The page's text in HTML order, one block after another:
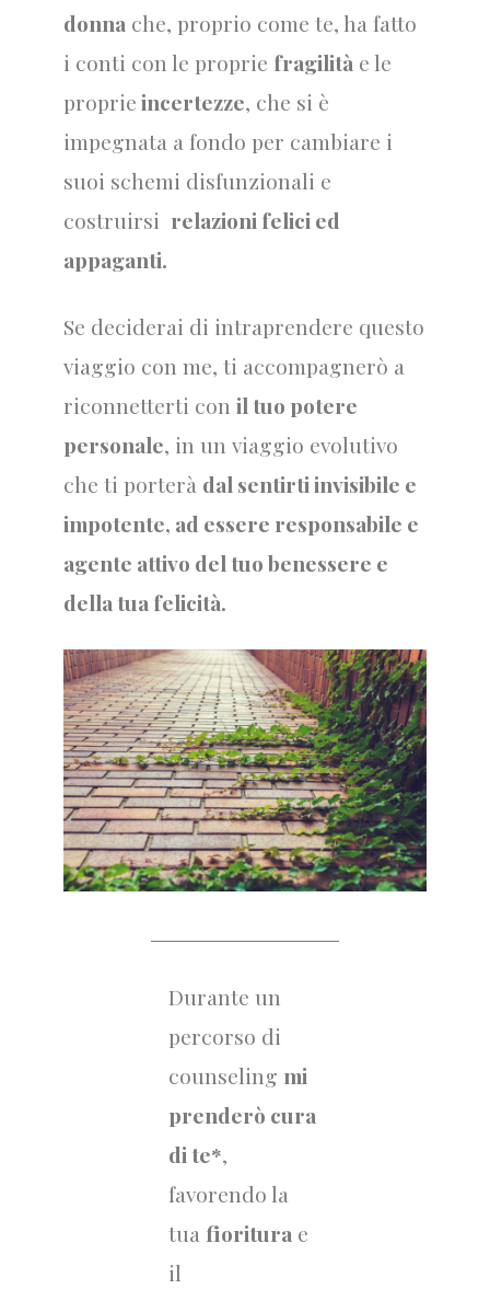
donna che, proprio come te, ha fatto
i conti con le proprie fragilità e le
proprieincertezze, che si è
impegnata a fondo per cambiare i
suoi schemi disfunzionali e
costruirsi relazioni felici ed
appaganti.
Se deciderai di intraprendere questo
viaggio con me, ti accompagnerò a
riconnetterti con il tuo potere
personale, in un viaggio evolutivo
che ti porterà dal sentirti invisibile e
impotente, ad essere responsabile e
agente attivo del tuo benessere e
della tua felicità.
Durante un
percorso di
counseling mi
prenderò cura
di te*,
favorendo la
tua fioritura e
il